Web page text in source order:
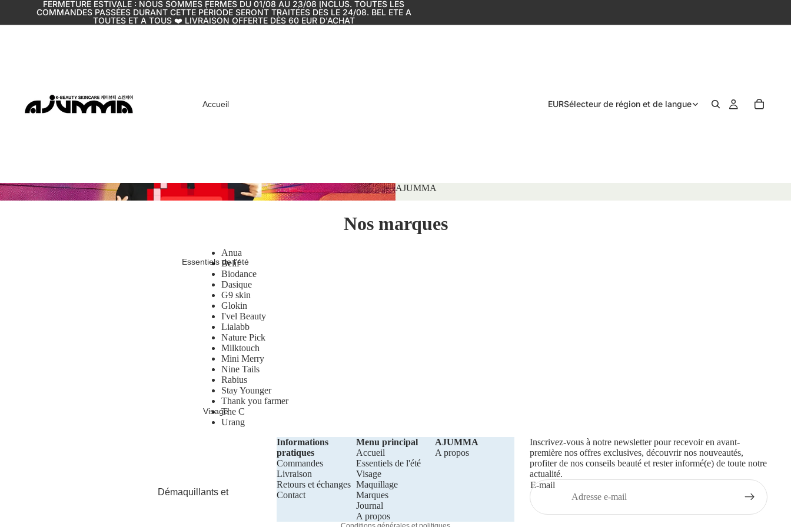
FERMETURE ESTIVALE : NOUS SOMMES FERMÉS DU 01/08 AU 23/08 INCLUS. TOUTES LES
COMMANDES PASSÉES DURANT CETTE PÉRIODE SERONT TRAITÉES DÈS LE 24/08. BEL ETE A
TOUTES ET A TOUS ❤️ LIVRAISON OFFERTE DÈS 60 EUR D'ACHAT
Accueil
Essentiels de l'été
Visage
Démaquillants et
EURSélecteur de région et de langue
AJUMMA
Nos marques
Anua
Belif
Biodance
Dasique
G9 skin
Glokin
I'vel Beauty
Lialabb
Nature Pick
Milktouch
Mini Merry
Nine Tails
Rabius
Stay Younger
Thank you farmer
The C
Urang
Informations
pratiques
Commandes
Livraison
Retours et échanges
Contact
Menu principal
Accueil
Essentiels de l'été
Visage
Maquillage
Marques
Journal
A propos
AJUMMA
A propos
Inscrivez-vous à notre newsletter pour recevoir en avant-
première nos offres exclusives, découvrir nos nouveautés,
profiter de nos conseils beauté et rester informé(e) de toute notre
actualité.
E-mail
Coordonnées
Conditions d’utilisation
Politique d’expédition
Mentions légales
Conditions générales de vente